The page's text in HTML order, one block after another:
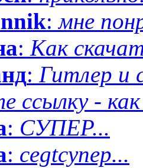
:мне
: Как
: Гитлер и
ссылку -
: СУПЕР...
: cegtсупер...